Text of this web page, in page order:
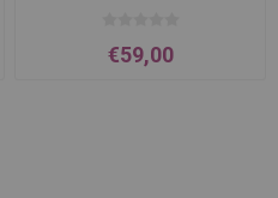
€59,00